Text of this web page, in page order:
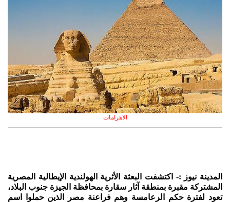
الاهرامات
المدينة نيوز :- اكتشفت البعثة الأثرية الهولندية الإيطالية المصرية
المشتركة مقبرة بمنطقة آثار سقارة بمحافظة الجيزة جنوب البلاد،
تعود لفترة حكم الرعامسة وهم فراعنة مصر الذين حملوا اسم